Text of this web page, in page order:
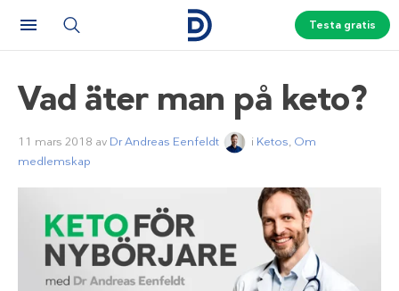
Testa gratis
Vad äter man på keto?
11 mars 2018 av Dr Andreas Eenfeldt i Ketos, Om
medlemskap